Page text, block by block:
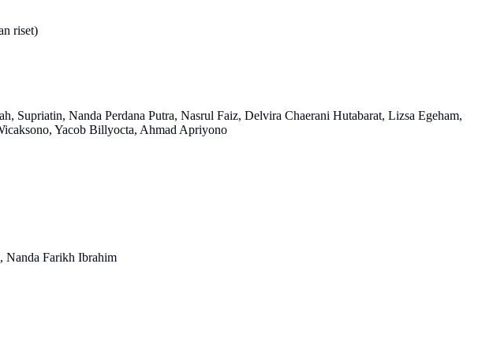
riset)
Supriatin, Nanda Perdana Putra, Nasrul Faiz, Delvira Chaerani Hutabarat, Lizsa Egeham,
Yacob Billyocta, Ahmad Apriyono
Nanda Farikh Ibrahim